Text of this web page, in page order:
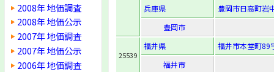
2008年 地価調査
2008年 地価公示
2007年 地価調査
2007年 地価公示
2006年 地価調査
兵庫県
豊岡市日高町岩
豊岡市
25539
福井県
福井市本堂町89
福井市